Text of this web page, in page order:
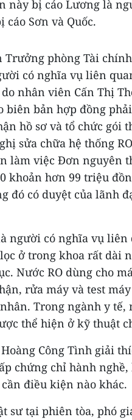
này bị cáo Lương là
Sơn và Quốc.
Trưởng phòng Tài
có nghĩa vụ liên
nhân viên Cấn Thị
biên bản hợp đồng
hồ sơ và tổ chức gói
sửa chữa hệ thống
làm việc Đơn nguyên
khoản hơn 99 triệu
đó có duyệt của lãnh
người có nghĩa vụ
ở trong khoa rất dài
Nước RO dùng cho
rửa máy và test
Trong ngành y
thể hiện ở kỹ thuật
Công Tình giải
chứng chỉ hành
điều kiện nào khác.
sư tại phiên tòa, phó